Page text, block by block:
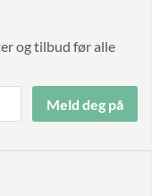
og tilbud før alle
Meld deg på